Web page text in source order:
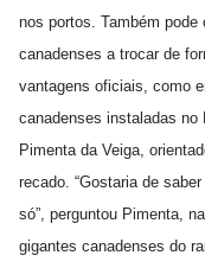
nos portos. Também pode
canadenses a trocar de
vantagens oficiais, como
canadenses instaladas
Pimenta da Veiga,
recado. “Gostaria de
só”, perguntou Pimenta,
gigantes canadenses do